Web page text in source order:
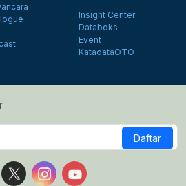
Insight Center
Databoks
Event
KatadataOTO
Daftar
us on Facebook
Follow us on X
Follow us on Instagram
Follow us on